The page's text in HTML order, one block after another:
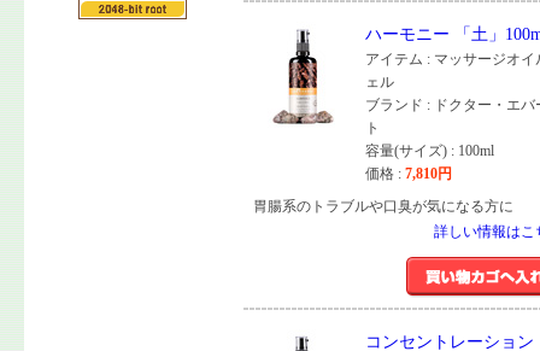
ハーモニー 「土」
アイテム : マッサージオイ
ェル
ブランド : ドクター・エバ
ト
容量(サイズ) : 100ml
価格 : 7,810円
胃腸系のトラブルや口臭が気になる方に
詳しい情報はこ
コンセントレーション